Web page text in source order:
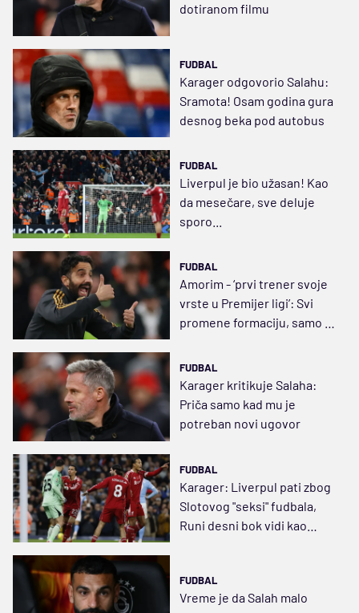
dotiranom filmu
FUDBAL
Karager odgovorio Salahu:
Sramota! Osam godina gura
desnog beka pod autobus
FUDBAL
Liverpul je bio užasan! Kao
da mesečare, sve deluje
sporo...
FUDBAL
Amorim - ‘prvi trener svoje
vrste u Premijer ligi’: Svi
promene formaciju, samo je
FUDBAL
Karager kritikuje Salaha:
Priča samo kad mu je
potreban novi ugovor
FUDBAL
Karager: Liverpul pati zbog
Slotovog "seksi" fudbala,
Runi desni bok vidi kao
FUDBAL
Vreme je da Salah malo